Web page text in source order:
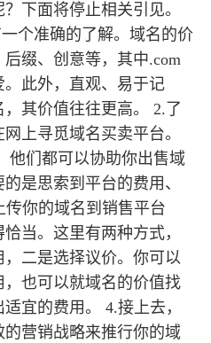
下面将停止相关引见。
个准确的了解。域名的价
缀、创意等，其中.com
此外，直观、易于记
其价值往往更高。 2.了
上寻觅域名买卖平台。
他们都可以协助你出售域
是思索到平台的费用、
你的域名到销售平台
当。这里有两种方式，
二是选择议价。你可以
也可以就域名的价值找
宜的费用。 4.接上去，
营销战略来推行你的域